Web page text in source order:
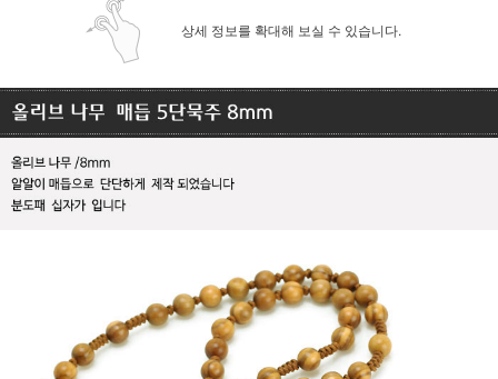
상세 정보를 확대해 보실 수 있습니다.